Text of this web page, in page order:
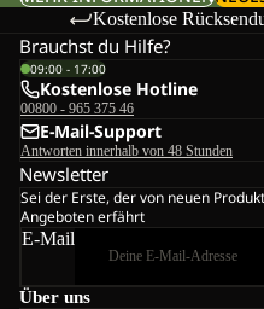
Kostenlose
Über uns
Brauchst du Hilfe?
09:00 - 17:00
Kostenlose Hotline
00800 - 965 375 46
E-Mail-Support
Antworten innerhalb von 48 Stunden
Newsletter
Sei der Erste, der von neuen
Angeboten erfährt
E-Mail